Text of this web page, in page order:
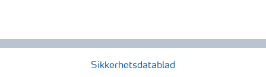
Sikkerhetsdatablad